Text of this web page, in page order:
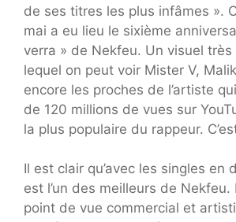
de ses titres les plus infâmes ».
mai a eu lieu le sixième
verra » de Nekfeu. Un visuel
lequel on peut voir Mister V,
encore les proches de l’artiste
de 120 millions de vues sur
la plus populaire du rappeur.
Il est clair qu’avec les singles en
est l’un des meilleurs de Nekfeu.
point de vue commercial et